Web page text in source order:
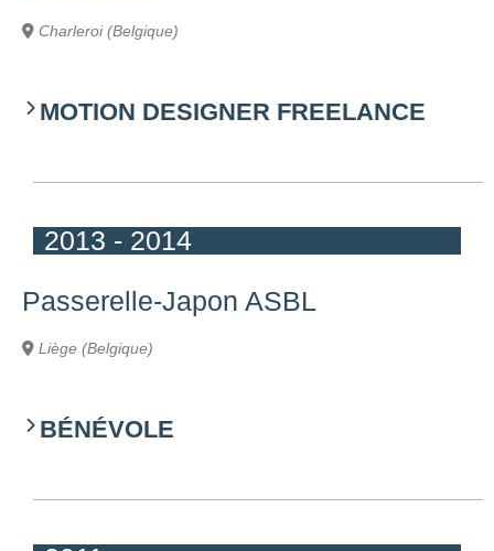
Charleroi (Belgique)
MOTION DESIGNER FREELANCE
2013 - 2014
Passerelle-Japon ASBL
Liège (Belgique)
BÉNÉVOLE